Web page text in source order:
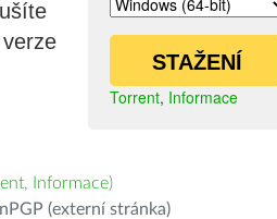
STAŽENÍ
Torrent, Informace
, Informace)
(externí stránka)